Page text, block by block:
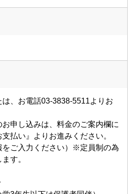
、お電話03-3838-5511よりお
申し込みは、料金のご案内欄に
払い』よりお進みください。
をご入力ください）※定員制の為
す。